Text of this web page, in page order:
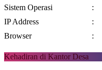
Sistem Operasi
:
IP Address
:
Browser
:
Kehadiran di Kantor Desa